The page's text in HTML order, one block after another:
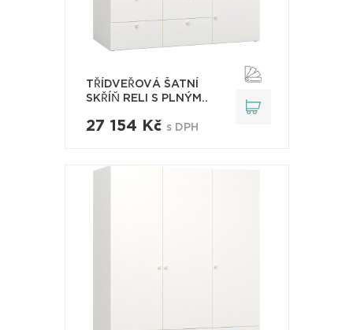
TŘÍDVEŘOVÁ ŠATNÍ
SKŘÍŇ RELI S PLNÝM..
27 154 Kč s DPH